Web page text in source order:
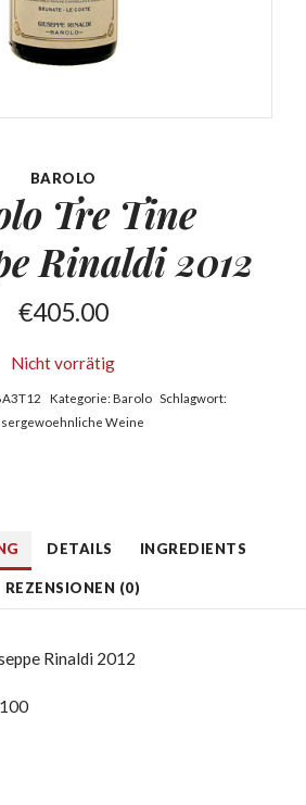
BAROLO
Tre Tine
Rinaldi 2012
€405.00
Nicht vorrätig
Kategorie: Barolo Schlagwort:
Weine
DETAILS INGREDIENTS
REZENSIONEN (0)
Rinaldi 2012